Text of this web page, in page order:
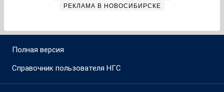
РЕКЛАМА В НОВОСИБИРСКЕ
Полная версия
Справочник пользователя НГС